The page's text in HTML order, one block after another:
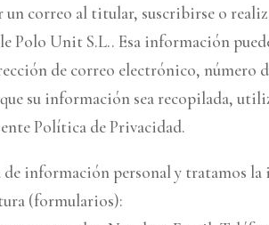
un correo al titular, suscribirse o
Polo Unit S.L.. Esa información
de correo electrónico,
su información sea recopilada,
Política de Privacidad.
información personal y tratamos
(formularios):